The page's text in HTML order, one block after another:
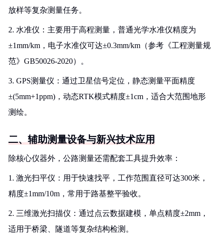
放样等复杂测量任务。
2. 水准仪：主要用于高程测量，普通光学水准仪精度为
±1mm/km，电子水准仪可达±0.3mm/km（参考《工程测量规
范》GB50026-2020）。
3. GPS测量仪：通过卫星信号定位，静态测量平面精度
±(5mm+1ppm)，动态RTK模式精度±1cm，适合大范围地形
测绘。
二、辅助测量设备与新兴技术应用
除核心仪器外，公路测量还需配套工具提升效率：
1. 激光扫平仪：用于快速找平，工作范围直径可达300米，
精度±1mm/10m，常用于路基整平验收。
2. 三维激光扫描仪：通过点云数据建模，单点精度±2mm，
适用于桥梁、隧道等复杂结构检测。